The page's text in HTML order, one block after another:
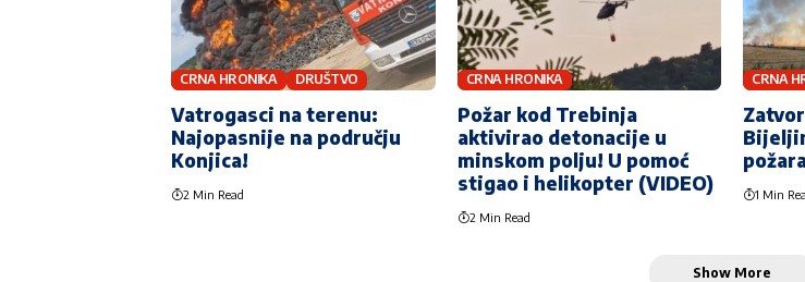
CRNA HRONIKA DRUŠTVO
Vatrogasci na terenu:
Najopasnije na području
Konjica!
2 Min Read
CRNA HRONIKA
Požar kod Trebinja
aktivirao detonacije u
minskom polju! U pomoć
stigao i helikopter (VIDEO)
2 Min Read
CRNA
1 Min
Show More